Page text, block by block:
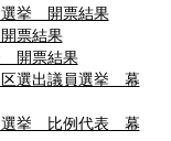
選挙 開票結果
票結果
開票結果
選出議員選挙 幕
選挙 比例代表 幕